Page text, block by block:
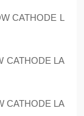
CATHODE L
CATHODE LA
CATHODE LA